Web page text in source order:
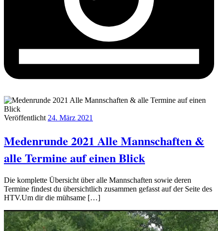
Veröffentlicht 24. März 2021
Medenrunde 2021 Alle Mannschaften &
alle Termine auf einen Blick
Die komplette Übersicht über alle Mannschaften sowie deren
Termine findest du übersichtlich zusammen gefasst auf der Seite des
HTV.Um dir die mühsame […]